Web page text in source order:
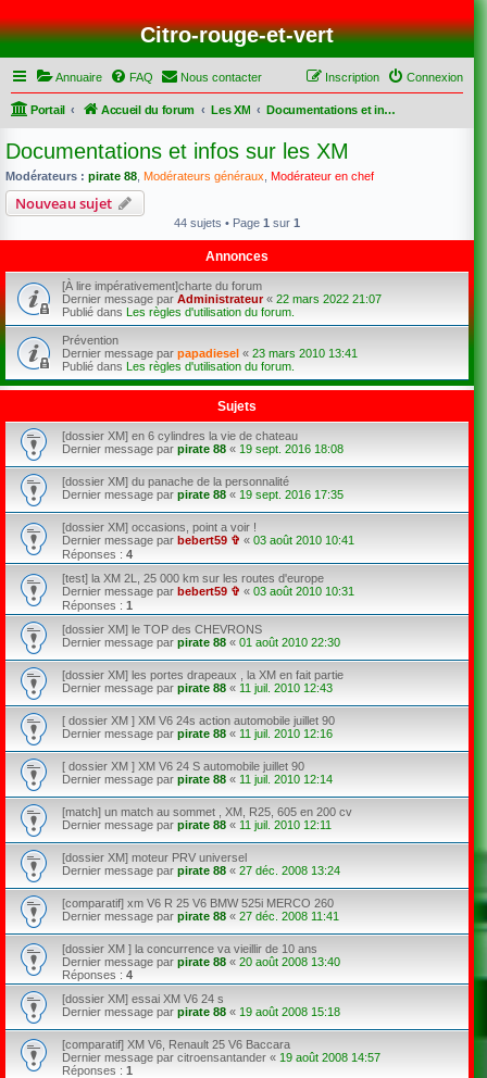
Citro-rouge-et-vert
Annuaire FAQ Nous contacter Connexion
Inscription
Portail Accueil du forum Les XM Documentations et infos sur les XM
Documentations et infos sur les XM
Modérateurs : pirate 88 Modérateurs généraux Modérateur en chef
Nouveau sujet
44 sujets • Page 1 sur 1
Annonces
[À lire impérativement]charte du forum
Dernier message par Administrateur« 22 mars 2022 21:07
Publié dans Les règles d'utilisation du forum.
Prévention
Dernier message par papadiesel « 23 mars 2010 13:41
Publié dans Les règles d'utilisation du forum.
Sujets
[dossier XM] en 6 cylindres la vie de chateau
Dernier message par pirate 88 « 19 sept. 2016 18:08
[dossier XM] du panache de la personnalité
Dernier message par pirate 88 « 19 sept. 2016 17:35
[dossier XM] occasions, point a voir !
Dernier message par bebert59 ✞ « 03 août 2010 10:41
Réponses : 4
[test] la XM 2L, 25 000 km sur les routes d'europe
Dernier message par bebert59 ✞ « 03 août 2010 10:31
Réponses : 1
[dossier XM] le TOP des CHEVRONS
Dernier message par pirate 88 « 01 août 2010 22:30
[dossier XM] les portes drapeaux , la XM en fait partie
Dernier message par pirate 88 « 11 juil. 2010 12:43
[ dossier XM ] XM V6 24s action automobile juillet 90
Dernier message par pirate 88 « 11 juil. 2010 12:16
[ dossier XM ] XM V6 24 S automobile juillet 90
Dernier message par pirate 88 « 11 juil. 2010 12:14
[match] un match au sommet , XM, R25, 605 en 200 cv
Dernier message par pirate 88 « 11 juil. 2010 12:11
[dossier XM] moteur PRV universel
Dernier message par pirate 88 « 27 déc. 2008 13:24
[comparatif] xm V6 R 25 V6 BMW 525i MERCO 260
Dernier message par pirate 88 « 27 déc. 2008 11:41
[dossier XM ] la concurrence va vieillir de 10 ans
Dernier message par pirate 88 « 20 août 2008 13:40
Réponses : 4
[dossier XM] essai XM V6 24 s
Dernier message par pirate 88 « 19 août 2008 15:18
[comparatif] XM V6, Renault 25 V6 Baccara
Dernier message par citroensantander « 19 août 2008 14:57
Réponses : 1